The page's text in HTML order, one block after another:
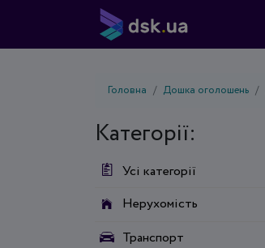
Головна Дошка оголошень
Категорії:
Усі категорії
Нерухомість
Транспорт